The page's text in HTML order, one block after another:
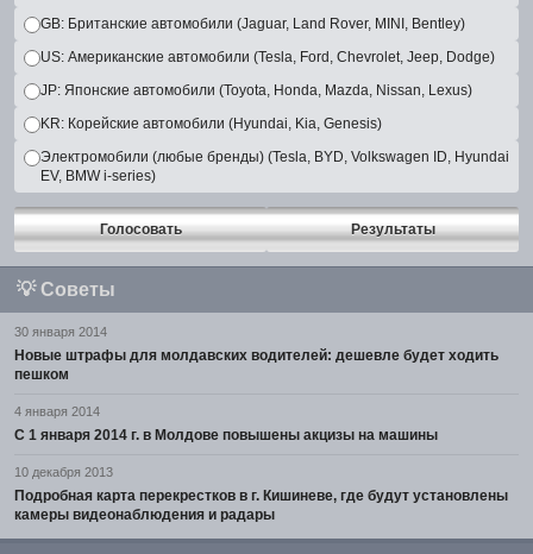
GB: Британские автомобили (Jaguar, Land Rover, MINI, Bentley)
US: Американские автомобили (Tesla, Ford, Chevrolet, Jeep, Dodge)
JP: Японские автомобили (Toyota, Honda, Mazda, Nissan, Lexus)
KR: Корейские автомобили (Hyundai, Kia, Genesis)
Электромобили (любые бренды) (Tesla, BYD, Volkswagen ID, Hyundai
EV, BMW i-series)
Голосовать Результаты
💡 Советы
30 января 2014
Новые штрафы для молдавских водителей: дешевле будет ходить
пешком
4 января 2014
С 1 января 2014 г. в Молдове повышены акцизы на машины
10 декабря 2013
Подробная карта перекрестков в г. Кишиневе, где будут установлены
камеры видеонаблюдения и радары